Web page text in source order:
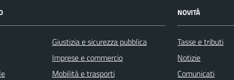
Giustizia e sicurezza pubblica
Imprese e commercio
Mobilità e trasporti
NOVITÀ
Tasse e tributi
Notizie
Comunicati